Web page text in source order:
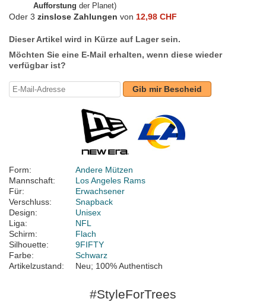
Aufforstung der Planet)
Oder 3 zinslose Zahlungen von 12,98 CHF
Dieser Artikel wird in Kürze auf Lager sein.
Möchten Sie eine E-Mail erhalten, wenn diese wieder
verfügbar ist?
Gib mir Bescheid
Form:
Andere Mützen
Mannschaft:
Los Angeles Rams
Für:
Erwachsener
Verschluss:
Snapback
Design:
Unisex
Liga:
NFL
Schirm:
Flach
Silhouette:
9FIFTY
Farbe:
Schwarz
Artikelzustand:
Neu; 100% Authentisch
#StyleForTrees